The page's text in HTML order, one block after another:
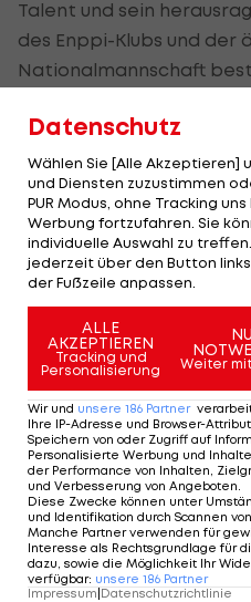
Talent und sein
des Enppi-Klubs und der
Nationalmannschaft
نجمنا ونجم منتخب مصر مواليد 2008،
فترة معايشة مع
نادي Red Bull Salzburg النمساوي،
الكبيرة وما
داخل صفوف
لنجمنا الصاعد
💪🔥#نادي_إنبي
— Enppi Club
2026
Datenschutz
Wählen Sie [Alle Akzeptieren]
und Diensten zuzustimmen
PUR Modus, ohne Tracking
Werbung fortzufahren. Sie
individuelle Auswahl zu
jederzeit über den Button
der Fußzeile anpassen.
ALLE
AKZEPTIEREN
Tracking und
Personalisierung
Weiter
Wir und unsere 186 Partner
Ihre IP-Adresse und Browser-
Speichern von oder Zugriff auf
Personalisierte Werbung und
der Performance von Inhalten,
und Verbesserung von Angeboten.
Diese Zwecke können unter
und Identifikation durch Scannen
Manche Partner verwenden für
Interesse als Rechtsgrundlage für
dazu, sowie die Möglichkeit Ihr
verfügbar: unsere 186 Partner
Impressum Datenschutzrichtlinie